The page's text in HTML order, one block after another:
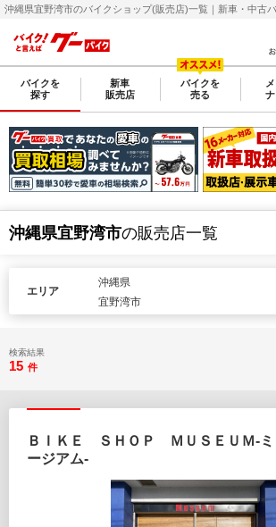
バイクを
探す
新車
販売店
バイクを
売る
沖縄県宜野湾市の販売店一覧
エリア
沖縄県
宜野湾市
検索結果
15 件
ＢＩＫＥ ＳＨＯＰ ＭＵＳＥＵＭ-ミ
ージアム-